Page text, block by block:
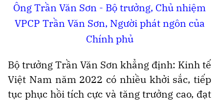
Ông Trần Văn Sơn - Bộ trưởng, Chủ nhiệm
VPCP Trần Văn Sơn, Người phát ngôn của
Chính phủ
Bộ trưởng Trần Văn Sơn khẳng định: Kinh tế
Việt Nam năm 2022 có nhiều khởi sắc, tiếp
tục phục hồi tích cực và tăng trưởng cao, đạt